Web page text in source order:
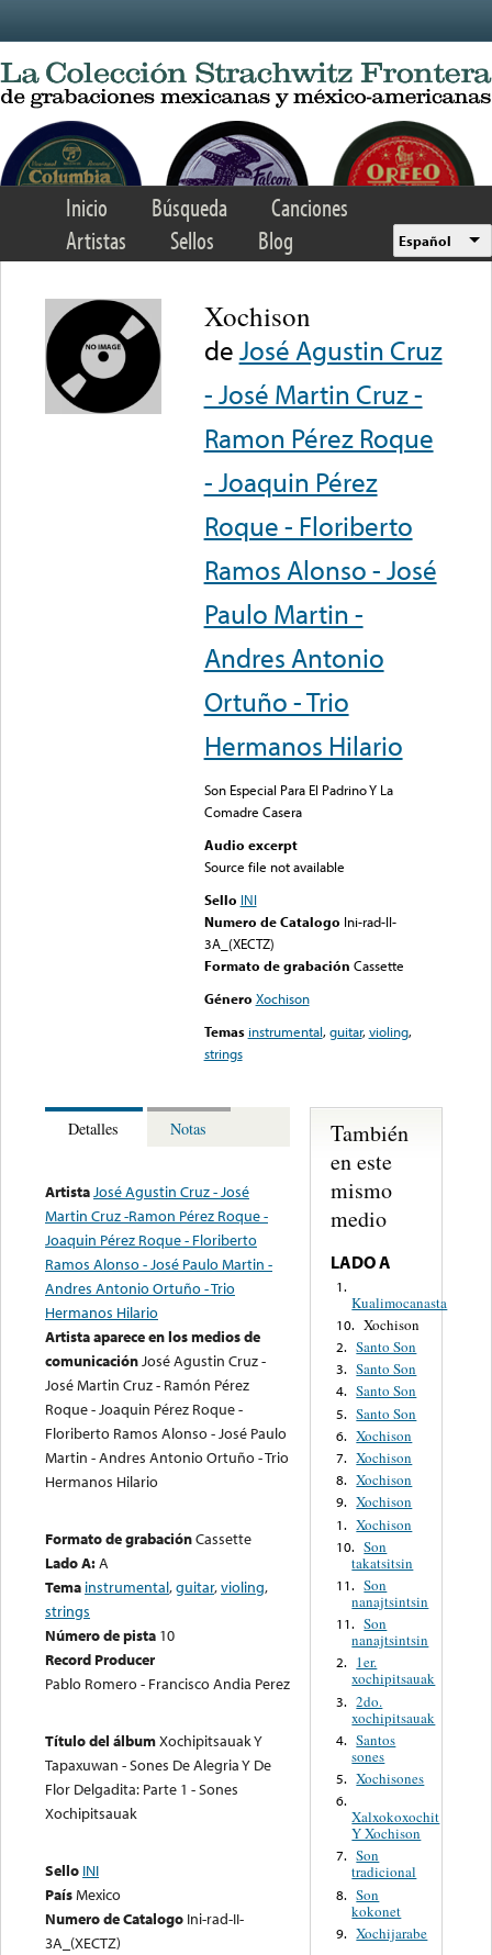
Inicio Búsqueda
Canciones
Artistas
Sellos Blog Español
Xochison
deJosé Agustin Cruz
- José Martin Cruz -
Ramon Pérez Roque
- Joaquin Pérez
Roque - Floriberto
Ramos Alonso - José
Paulo Martin -
Andres Antonio
Ortuño - Trio
Hermanos Hilario
Son Especial Para El Padrino Y La
Comadre Casera
Audio excerpt
Source file not available
Sello INI
Numero de Catalogo Ini-rad-II-
3A_(XECTZ)
Formato de grabación Cassette
Género Xochison
Temas instrumental,guitar,violing,
strings
Detalles Notas
ArtistaJosé Agustin Cruz - José
Martin Cruz -Ramon Pérez Roque -
Joaquin Pérez Roque - Floriberto
Ramos Alonso - José Paulo Martin -
Andres Antonio Ortuño - Trio
Hermanos Hilario
Artista aparece en los medios de
comunicaciónJosé Agustin Cruz -
José Martin Cruz - Ramón Pérez
Roque - Joaquin Pérez Roque -
Floriberto Ramos Alonso - José Paulo
Martin - Andres Antonio Ortuño - Trio
Hermanos Hilario
Formato de grabaciónCassette
Lado A:A
Tema instrumental,guitar,violing,
strings
Número de pista 10
Record Producer
Pablo Romero - Francisco Andia Perez
Título del álbumXochipitsauak Y
Tapaxuwan - Sones De Alegria Y De
Flor Delgadita: Parte 1 - Sones
Xochipitsauak
Sello INI
PaísMexico
Numero de Catalogo Ini-rad-II-
3A_(XECTZ)
También
en este
mismo
medio
LADO A
1.
Kualimocanasta
10. Xochison
2. Santo Son
3. Santo Son
4. Santo Son
5. Santo Son
6. Xochison
7. Xochison
8. Xochison
9. Xochison
1. Xochison
10. Son
takatsitsin
11. Son
nanajtsintsin
11. Son
nanajtsintsin
2.
1er.
xochipitsauak
3. 2do.
xochipitsauak
4. Santos
sones
5. Xochisones
6.
Xalxokoxochit
Y Xochison
7. Son
tradicional
8. Son
kokonet
9. Xochijarabe